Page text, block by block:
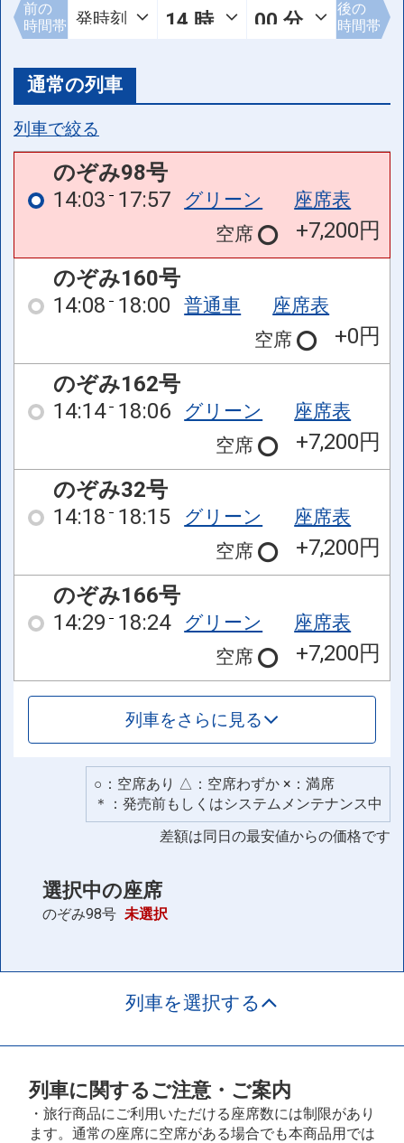
前の
時間帯
後の
時間帯
通常の列車
列車で絞る
のぞみ98号
14:03 17:57 グリーン
座席表
空席
+7,200円
のぞみ160号
14:08 18:00 普通車
座席表
空席
+0円
のぞみ162号
14:14 18:06 グリーン
座席表
空席
+7,200円
のぞみ32号
14:18 18:15 グリーン
座席表
空席
+7,200円
のぞみ166号
14:29 18:24 グリーン
座席表
空席
+7,200円
列車をさらに見る
○：空席あり △：空席わずか ×：満席
＊：発売前もしくはシステムメンテナンス中
差額は同日の最安値からの価格です
選択中の座席
のぞみ98号 未選択
列車を選択する
列車に関するご注意・ご案内
・旅行商品にご利用いただける座席数には制限があり
ます。通常の座席に空席がある場合でも本商品用では